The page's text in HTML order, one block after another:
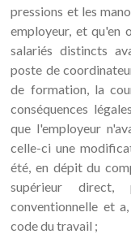
pressions et les
employeur, et qu'en
salariés distincts
poste de
de formation, la
conséquences
que l'employeur
celle-ci une
été, en dépit du
supérieur
conventionnelle et
code du travail ;